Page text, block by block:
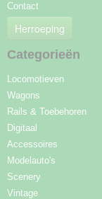
Contact
Herroeping
Categorieën
Locomotieven
Wagons
Rails & Toebehoren
Digitaal
Accessoires
Modelauto's
Scenery
Vintage